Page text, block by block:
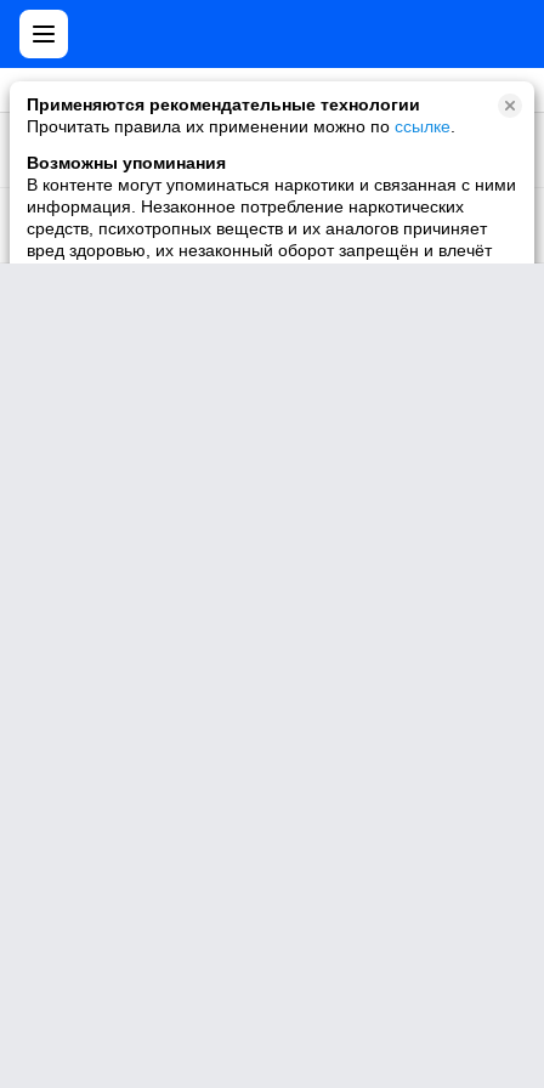
Применяются рекомендательные технологии
Прочитать правила их применении можно по ссылке
Возможны упоминания
В контенте могут упоминаться наркотики и связанная с ними
информация. Незаконное потребление наркотических
средств, психотропных веществ и их аналогов причиняет
вред здоровью, их незаконный оборот запрещён и влечёт
Мy Games. Все об играх в Моем Мире
Участник
🌸 Ḿεҗдẏ нαмน дεᏰочҝαмน 🌸
Участник